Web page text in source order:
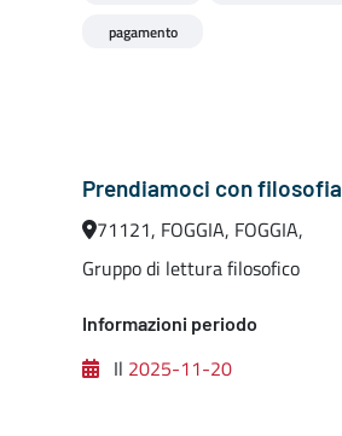
pagamento
Prendiamoci con filosofia
71121, FOGGIA, FOGGIA,
Gruppo di lettura filosofico
Informazioni periodo
Il 2025-11-20